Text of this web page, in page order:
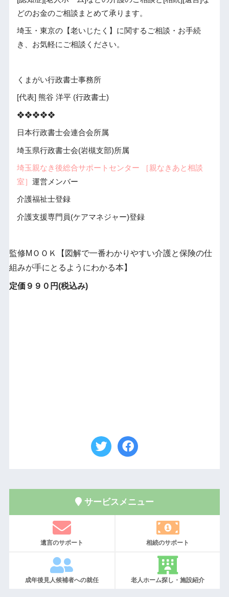
どのお金のご相談まとめて承ります。
埼玉・東京の【老いじたく】に関するご相談・お手続
き、お気軽にご相談ください。
くまがい行政書士事務所
[代表] 熊谷 洋平 (行政書士)
❖❖❖❖❖
日本行政書士会連合会所属
埼玉県行政書士会(岩槻支部)所属
埼玉親なき後総合サポートセンター ［親なきあと相談
室］ 運営メンバー
介護福祉士登録
介護支援専門員(ケアマネジャー)登録
監修МＯＯＫ【図解で一番わかりやすい介護と保険の仕
組みが手にとるようにわかる本】
定価９９０円(税込み)
サービスメニュー
遺言のサポート 相続のサポート
成年後見人候補者への就任 老人ホーム探し・施設紹介